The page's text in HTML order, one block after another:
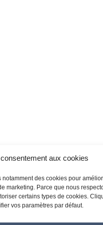
aux cookies
des cookies pour
marketing. Parce que nous
certains types de cookies.
vos paramètres par défaut.